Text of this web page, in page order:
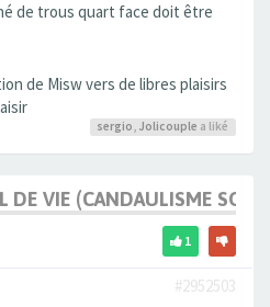
de trous quart face doit être
de Misw vers de libres plaisirs
sergio, Jolicouple a liké
DE VIE (CANDAULISME
1
#2952503